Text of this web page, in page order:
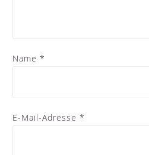
Name *
E-Mail-Adresse *